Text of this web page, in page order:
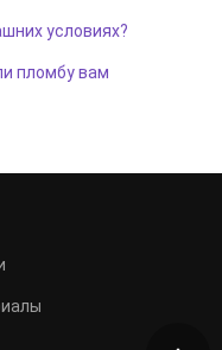
условиях?
пломбу вам